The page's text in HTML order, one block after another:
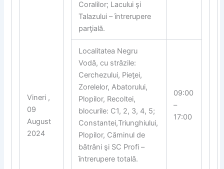
Vineri ,
09
August
2024
Coralilor; Lacului şi
Talazului – ȋntrerupere
parƫială.
Localitatea Negru
Vodă, cu străzile:
Cerchezului, Pieƫei,
Zorelelor, Abatorului,
Plopilor, Recoltei,
blocurile: C1, 2, 3, 4, 5;
Constantei,Triunghiului,
Plopilor, Căminul de
bătrâni şi SC Profi –
ȋntrerupere totală.
09:00
–
17:00